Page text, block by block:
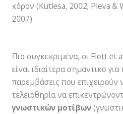
κόρον (Kutlesa, 2002; Pleva &
2007).
Πιο συγκεκριμένα, οι Flett et
είναι ιδιαίτερα σημαντικό
παρεμβάσεις που επιχειρούν
τελειοθηρία να
γνωστικών μοτίβων